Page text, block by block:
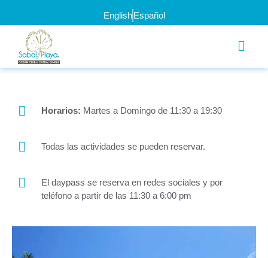
English Español
Horarios: Martes a Domingo de 11:30 a 19:30
Todas las actividades se pueden reservar.
El daypass se reserva en redes sociales y por
teléfono a partir de las 11:30 a 6:00 pm